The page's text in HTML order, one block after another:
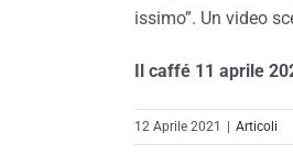
issimo”. Un video
Il caffé 11 aprile
12 Aprile 2021 | Articoli